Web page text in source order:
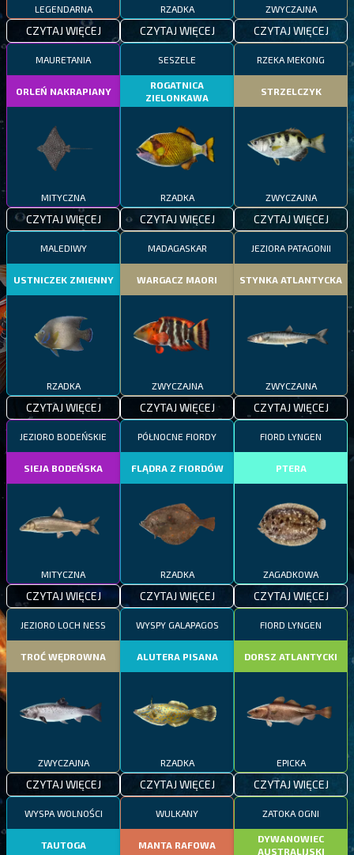
LEGENDARNA
CZYTAJ WIĘCEJ
RZADKA
CZYTAJ WIĘCEJ
ZWYCZAJNA
CZYTAJ WIĘCEJ
MAURETANIA
ORLEŃ NAKRAPIANY
MITYCZNA
CZYTAJ WIĘCEJ
SESZELE
ROGATNICA
ZIELONKAWA
RZADKA
CZYTAJ WIĘCEJ
RZEKA MEKONG
STRZELCZYK
ZWYCZAJNA
CZYTAJ WIĘCEJ
MALEDIWY
USTNICZEK ZMIENNY
RZADKA
CZYTAJ WIĘCEJ
MADAGASKAR
WARGACZ MAORI
ZWYCZAJNA
CZYTAJ WIĘCEJ
JEZIORA PATAGONII
STYNKA ATLANTYCKA
ZWYCZAJNA
CZYTAJ WIĘCEJ
JEZIORO BODEŃSKIE
SIEJA BODEŃSKA
MITYCZNA
CZYTAJ WIĘCEJ
PÓŁNOCNE FIORDY
FLĄDRA Z FIORDÓW
RZADKA
CZYTAJ WIĘCEJ
FIORD LYNGEN
PTERA
ZAGADKOWA
CZYTAJ WIĘCEJ
JEZIORO LOCH NESS
TROĆ WĘDROWNA
ZWYCZAJNA
CZYTAJ WIĘCEJ
WYSPY GALAPAGOS
ALUTERA PISANA
RZADKA
CZYTAJ WIĘCEJ
FIORD LYNGEN
DORSZ ATLANTYCKI
EPICKA
CZYTAJ WIĘCEJ
WYSPA WOLNOŚCI
TAUTOGA
WULKANY
MANTA RAFOWA
ZATOKA OGNI
DYWANOWIEC
AUSTRALIJSKI